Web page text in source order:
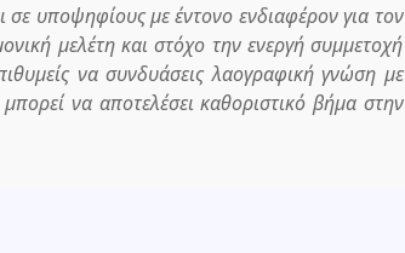
σε υποψηφίους με έντονο ενδιαφέρον για τον
μελέτη και στόχο την ενεργή συμμετοχή
να συνδυάσεις λαογραφική γνώση με
να αποτελέσει καθοριστικό βήμα στην